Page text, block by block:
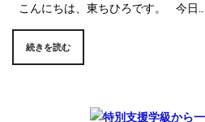
こんにちは、東ちひろです。 今日…
続きを読む